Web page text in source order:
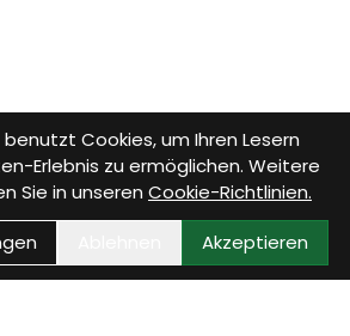
Cookies, um Ihren Lesern
Erlebnis zu ermöglichen. Weitere
Sie in unseren Cookie-Richtlinien.
Akzeptieren